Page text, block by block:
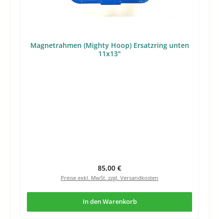
Magnetrahmen (Mighty Hoop) Ersatzring unten
11x13"
Regulärer Preis:
85,00 €
Preise exkl. MwSt. zzgl. Versandkosten
In den Warenkorb